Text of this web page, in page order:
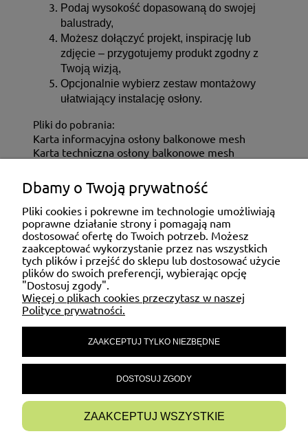
Podaj wysokość dopasowaną do swojej
balustrady,
Możesz dołączyć projekt, inspirację lub
zdjęcie – przygotujemy produkt zgodny z
Twoją wizją,
Opcjonalnie wybierz zestaw montażowy
ułatwiający instalację osłony.
Pliki do pobrania:
Karta informacyjna osłony balkonowe mesh
Karta techniczna osłony balkonowe mesh
ZAKUPY
MOJE KONTO
POMOC
MATERIAŁY INFORMACYJNE
INFORMACJE
Dbamy o Twoją prywatność
Pliki cookies i pokrewne im technologie umożliwiają
poprawne działanie strony i pomagają nam
dostosować ofertę do Twoich potrzeb. Możesz
zaakceptować wykorzystanie przez nas wszystkich
tych plików i przejść do sklepu lub dostosować użycie
plików do swoich preferencji, wybierając opcję
"Dostosuj zgody".
Więcej o plikach cookies przeczytasz w naszej
Polityce prywatności.
ZAAKCEPTUJ TYLKO NIEZBĘDNE
DOSTOSUJ ZGODY
ZAAKCEPTUJ WSZYSTKIE